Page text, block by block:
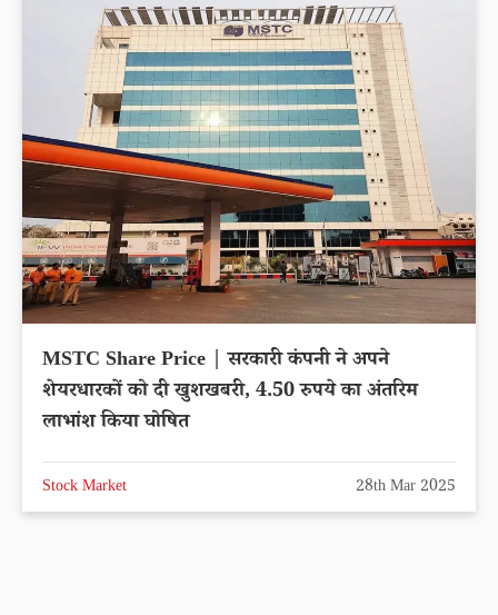
MSTC Share Price | सरकारी कंपनी ने अपने
शेयरधारकों को दी खुशखबरी, 4.50 रुपये का अंतरिम
लाभांश किया घोषित
Stock Market 28th Mar 2025